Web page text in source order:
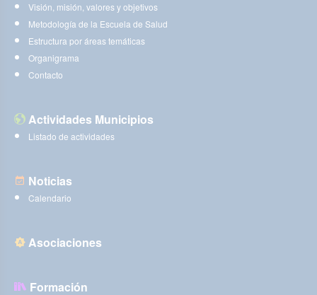
Visión, misión, valores y objetivos
Metodología de la Escuela de Salud
Estructura por áreas temáticas
Organigrama
Contacto
Actividades Municipios
Listado de actividades
Noticias
Calendario
Asociaciones
Formación